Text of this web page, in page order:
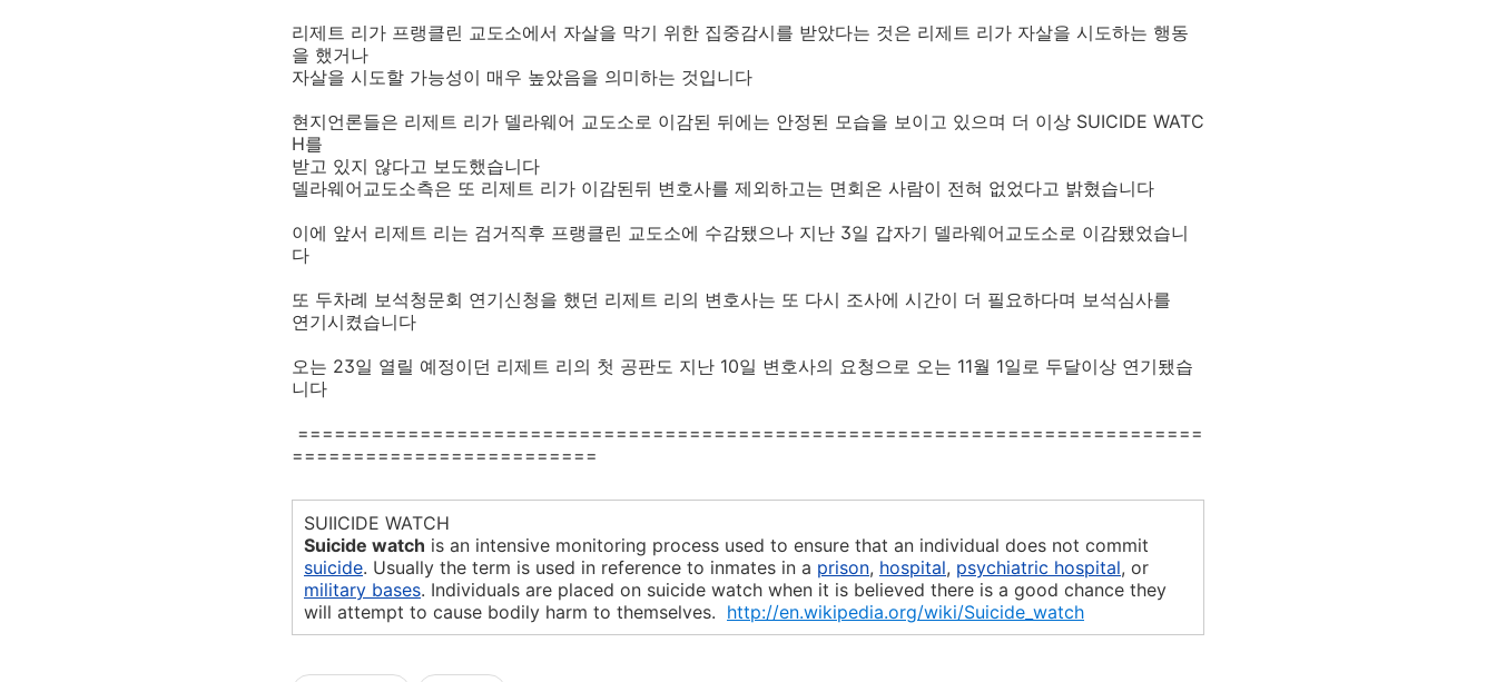
리제트 리가 프랭클린 교도소에서 자살을 막기 위한 집중감시를 받았다는 것은 리제트 리가 자살을 시도하는 행동
을 했거나
자살을 시도할 가능성이 매우 높았음을 의미하는 것입니다
현지언론들은 리제트 리가 델라웨어 교도소로 이감된 뒤에는 안정된 모습을 보이고 있으며 더 이상 SUICIDE WATC
H를
받고 있지 않다고 보도했습니다
델라웨어교도소측은 또 리제트 리가 이감된뒤 변호사를 제외하고는 면회온 사람이 전혀 없었다고 밝혔습니다
이에 앞서 리제트 리는 검거직후 프랭클린 교도소에 수감됐으나 지난 3일 갑자기 델라웨어교도소로 이감됐었습니
다
또 두차례 보석청문회 연기신청을 했던 리제트 리의 변호사는 또 다시 조사에 시간이 더 필요하다며 보석심사를
연기시켰습니다
오는 23일 열릴 예정이던 리제트 리의 첫 공판도 지난 10일 변호사의 요청으로 오는 11월 1일로 두달이상 연기됐습
니다
==========================================================================
=========================
SUIICIDE WATCH
Suicide watch is an intensive monitoring process used to ensure that an individual does not commit
suicide. Usually the term is used in reference to inmates in a prison, hospital, psychiatric hospital, or
military bases. Individuals are placed on suicide watch when it is believed there is a good chance they
will attempt to cause bodily harm to themselves. http://en.wikipedia.org/wiki/Suicide_watch